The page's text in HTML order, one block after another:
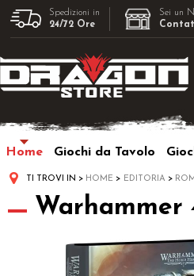
Spedizioni in
24/72 Ore
Sei un
Home Giochi da Tavolo
TI TROVI IN HOME EDITORIA
Warhammer